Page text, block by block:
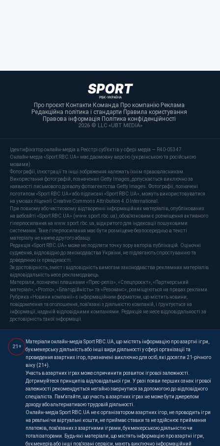
Про проєкт·Контакти·Команда·Про компанію·Реклама·
Редакційна політика і стандарти·Правила користування·
Правова інформація·Політика конфіденційності·
2026 © LLC «UBT MEDIA»
Ідентифікатор онлайн-медіа в Реєстрі суб’єктів у сфері медіа — R40-05347
Онлайн-медіа «Sport RBC.UA» має двомовну версію (українською та російською
мовами).
Фотографії, ілюстрації та інші зображення належать їхнім правовласникам.
Використання фотографій, позначених Getty Images, допускається виключно за
наявності письмового дозволу фотоагентства Getty Images. Фотографії, позначені
логотипом «Sport RBC.UA» або підписані «Sport RBC.UA», можуть використовуватися
на умовах ліцензії Creative Commons Attribution 4.0 International.
При повному або частковому відтворенні інформаційних матеріалів, опублікованих
на вебсайті «Sport RBC.UA» (www.sport.rbc.ua), обов'язковим є розміщення активного
гіперпосилання на www.sport.rbc.ua, відкритого для індексації пошуковими
системами. Таке гіперпосилання має бути розміщене безпосередньо в тексті
матеріалу не нижче другого абзацу.
Редакція «Sport RBC.UA» може не поділяти точку зору авторів публікацій. Оціночні
судження, відповідно до законодавства України, не підлягають спростуванню та
доведенню їх правдивості.
За достовірність, зміст і відповідність вимогам законодавства рекламних матеріалів
відповідальність несе рекламодавець.
Матеріали, позначені плашками «Прес-реліз», «Спецпроєкт», «Партнерський
матеріал», «Promo», «Благодійність» та «Резонанс», розміщуються на правах реклами.
Рубрика «Новини компанії» є інформаційним форматом, що містить новини,
повідомлення та оголошення, пов'язані з діяльністю компаній, і ґрунтується на
інформації, наданій відповідними компаніями. Редакція не несе відповідальності за
достовірність такої інформації.
21+
Матеріали онлайн-медіа Sport RBC.UA, що містять інформацію про азартні ігри,
букмекерську діяльність або інші види діяльності у сфері організації та
проведення азартних ігор, призначені виключно для осіб, які досягли 21-річного
віку (21+).
Участь в азартних іграх може спричинити розвиток ігрової залежності.
Дотримуйтеся принципів відповідальної гри. У разі появи перших ознак ігрової
залежності рекомендується негайно звернутися за допомогою до відповідного
спеціаліста. Пам'ятайте, що участь в азартних іграх не може бути джерелом
доходу або альтернативою трудовій діяльності.
Онлайн-медіа Sport RBC.UA не є організатором азартних ігор, не проводить ігри
на реальні чи віртуальні кошти, не приймає ставки та не здійснює приймання
платежів, пов'язаних з азартними іграми, букмекерською діяльністю чи
тоталізаторами. Будь-які матеріали, що містять інформацію про азартні ігри,
букмекерів або інші пов'язані сервіси, мають виключно інформаційний